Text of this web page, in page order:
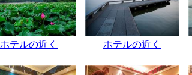
ホテルの近く ホテルの近く